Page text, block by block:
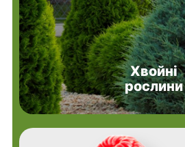
Хвойні
рослини